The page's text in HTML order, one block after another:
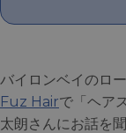
バイロンベイのロ
Fuz Hairで「ヘア
太朗さんにお話を